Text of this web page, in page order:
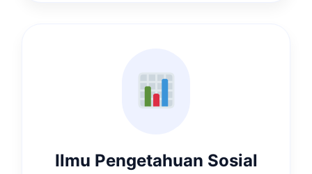
Ilmu Pengetahuan Sosial